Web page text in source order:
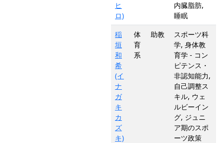
ヒ
ロ)
内臓脂肪,
睡眠
稲
垣
和
希
(イ
ナ
ガ
キ
カ
ズ
キ)
体
育
系
助教
スポーツ科
学, 身体教
育学 - コン
ピテンス・
非認知能力,
自己調整ス
キル, ウェ
ルビーイン
グ, ジュニ
ア期のスポ
ーツ政策